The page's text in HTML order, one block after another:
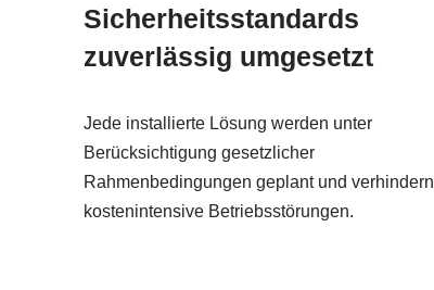
Sicherheitsstandards
zuverlässig umgesetzt
Jede installierte Lösung werden unter
Berücksichtigung gesetzlicher
Rahmenbedingungen geplant und verhindern
kostenintensive Betriebsstörungen.